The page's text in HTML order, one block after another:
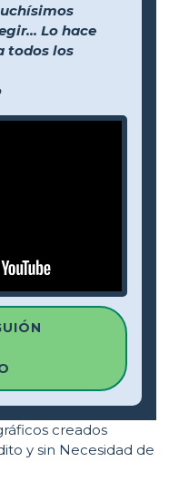
Lo hace
todos los
creados
y sin Necesidad de